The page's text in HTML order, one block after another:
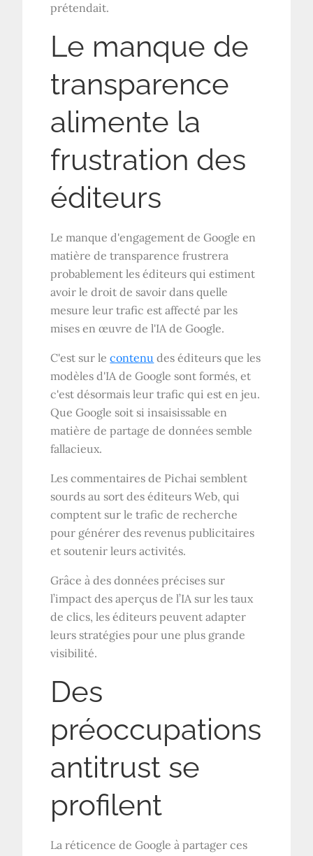
prétendait.
Le manque de
transparence
alimente la
frustration des
éditeurs
Le manque d'engagement de Google en
matière de transparence frustrera
probablement les éditeurs qui estiment
avoir le droit de savoir dans quelle
mesure leur trafic est affecté par les
mises en œuvre de l'IA de Google.
C'est sur lecontenu des éditeurs que les
modèles d'IA de Google sont formés, et
c'est désormais leur trafic qui est en jeu.
Que Google soit si insaisissable en
matière de partage de données semble
fallacieux.
Les commentaires de Pichai semblent
sourds au sort des éditeurs Web, qui
comptent sur le trafic de recherche
pour générer des revenus publicitaires
et soutenir leurs activités.
Grâce à des données précises sur
l’impact des aperçus de l’IA sur les taux
de clics, les éditeurs peuvent adapter
leurs stratégies pour une plus grande
visibilité.
Des
préoccupations
antitrust se
profilent
La réticence de Google à partager ces